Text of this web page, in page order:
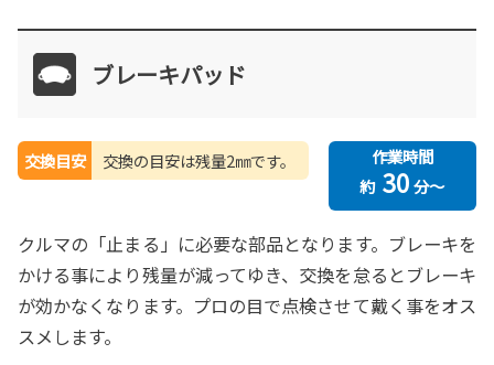
ブレーキパッド
交換目安 交換の目安は残量2㎜です。
作業時間
約 30 分～
クルマの「止まる」に必要な部品となります。ブレーキを
かける事により残量が減ってゆき、交換を怠るとブレーキ
が効かなくなります。プロの目で点検させて戴く事をオス
スメします。